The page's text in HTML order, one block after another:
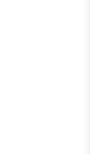
Kommune